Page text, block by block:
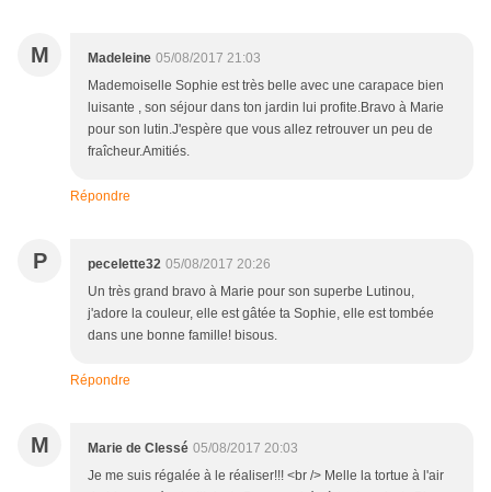
M Madeleine 05/08/2017 21:03
Mademoiselle Sophie est très belle avec une carapace bien
luisante , son séjour dans ton jardin lui profite.Bravo à Marie
pour son lutin.J'espère que vous allez retrouver un peu de
fraîcheur.Amitiés.
Répondre
P pecelette32 05/08/2017 20:26
Un très grand bravo à Marie pour son superbe Lutinou,
j'adore la couleur, elle est gâtée ta Sophie, elle est tombée
dans une bonne famille! bisous.
Répondre
M Marie de Clessé 05/08/2017 20:03
Je me suis régalée à le réaliser!!! <br /> Melle la tortue à l'air